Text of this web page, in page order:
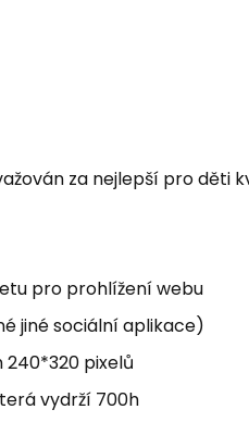
za nejlepší pro děti
pro prohlížení webu
jiné sociální aplikace)
240*320 pixelů
vydrží 700h